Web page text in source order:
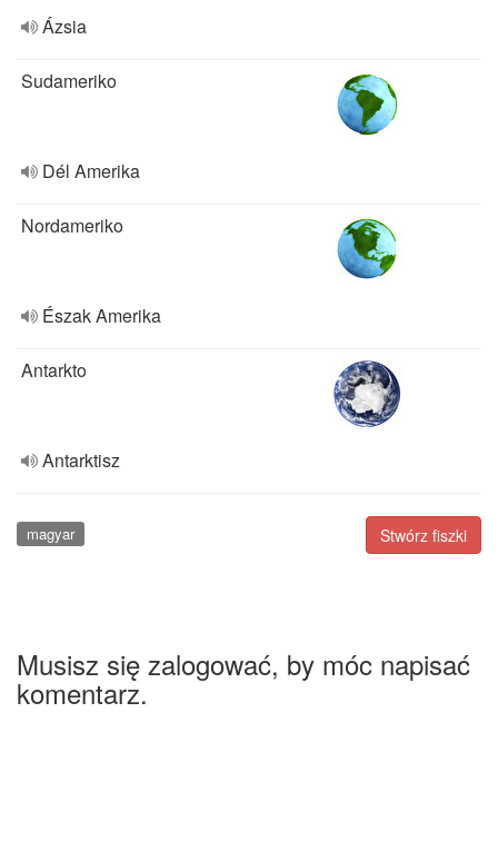
Ázsia
Sudameriko
Dél Amerika
Nordameriko
Észak Amerika
Antarkto
Antarktisz
Stwórz fiszki
magyar
Musisz się zalogować, by móc napisać
komentarz.